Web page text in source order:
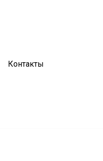
Контакты